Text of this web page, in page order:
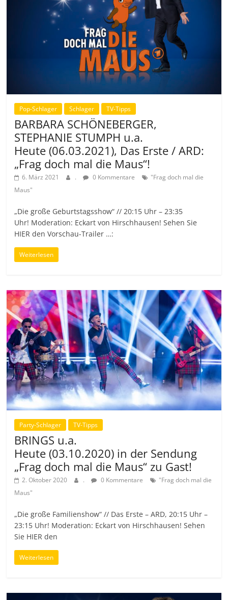
Pop-Schlager Schlager TV-Tipps
BARBARA SCHÖNEBERGER,
STEPHANIE STUMPH u.a.
Heute (06.03.2021), Das Erste / ARD:
„Frag doch mal die Maus“!
6. März 2021 . 0 Kommentare
"Frag doch mal die
Maus"
„Die große Geburtstagsshow“ // 20:15 Uhr – 23:35
Uhr! Moderation: Eckart von Hirschhausen! Sehen Sie
HIER den Vorschau-Trailer …:
Weiterlesen
Party-Schlager TV-Tipps
BRINGS u.a.
Heute (03.10.2020) in der Sendung
„Frag doch mal die Maus“ zu Gast!
2. Oktober 2020 . 0 Kommentare
"Frag doch mal die
Maus"
„Die große Familienshow“ // Das Erste – ARD, 20:15 Uhr –
23:15 Uhr! Moderation: Eckart von Hirschhausen! Sehen
Sie HIER den
Weiterlesen